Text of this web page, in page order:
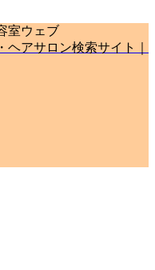
室ウェブ
ヘアサロン検索サイト｜